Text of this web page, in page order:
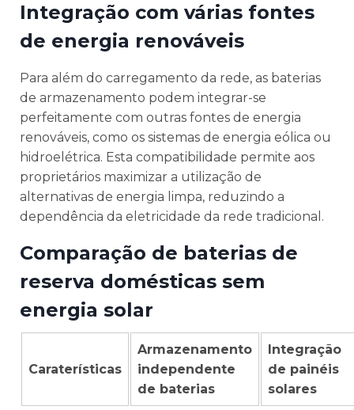
Integração com várias fontes
de energia renováveis
Para além do carregamento da rede, as baterias
de armazenamento podem integrar-se
perfeitamente com outras fontes de energia
renováveis, como os sistemas de energia eólica ou
hidroelétrica. Esta compatibilidade permite aos
proprietários maximizar a utilização de
alternativas de energia limpa, reduzindo a
dependência da eletricidade da rede tradicional.
Comparação de baterias de
reserva domésticas sem
energia solar
Caraterísticas
Armazenamento
independente
de baterias
Integração
de painéis
solares